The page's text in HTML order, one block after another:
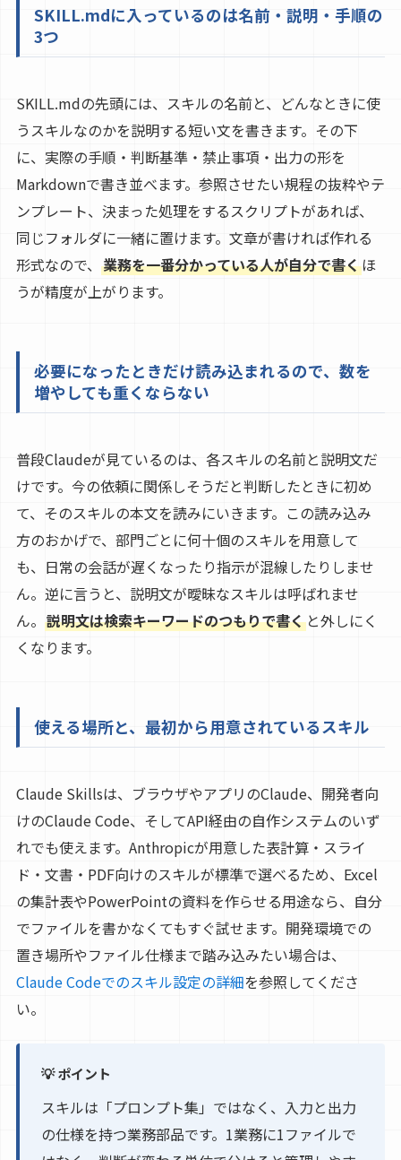
SKILL.mdに入っているのは名前・説明・手順の
3つ
SKILL.mdの先頭には、スキルの名前と、どんなときに使
うスキルなのかを説明する短い文を書きます。その下
に、実際の手順・判断基準・禁止事項・出力の形を
Markdownで書き並べます。参照させたい規程の抜粋やテ
ンプレート、決まった処理をするスクリプトがあれば、
同じフォルダに一緒に置けます。文章が書ければ作れる
形式なので、 業務を一番分かっている人が自分で書くほ
うが精度が上がります。
必要になったときだけ読み込まれるので、数を
増やしても重くならない
普段Claudeが見ているのは、各スキルの名前と説明文だ
けです。今の依頼に関係しそうだと判断したときに初め
て、そのスキルの本文を読みにいきます。この読み込み
方のおかげで、部門ごとに何十個のスキルを用意して
も、日常の会話が遅くなったり指示が混線したりしませ
ん。逆に言うと、説明文が曖昧なスキルは呼ばれませ
ん。 説明文は検索キーワードのつもりで書くと外しにく
くなります。
使える場所と、最初から用意されているスキル
Claude Skillsは、ブラウザやアプリのClaude、開発者向
けのClaude Code、そしてAPI経由の自作システムのいず
れでも使えます。Anthropicが用意した表計算・スライ
ド・文書・PDF向けのスキルが標準で選べるため、Excel
の集計表やPowerPointの資料を作らせる用途なら、自分
でファイルを書かなくてもすぐ試せます。開発環境での
置き場所やファイル仕様まで踏み込みたい場合は、
Claude Codeでのスキル設定の詳細を参照してくださ
い。
💡 ポイント
スキルは「プロンプト集」ではなく、入力と出力
の仕様を持つ業務部品です。1業務に1ファイルで